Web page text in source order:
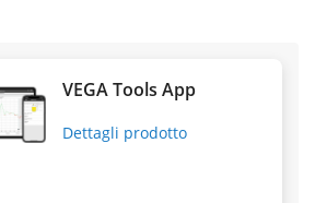
VEGA Tools App
Dettagli prodotto